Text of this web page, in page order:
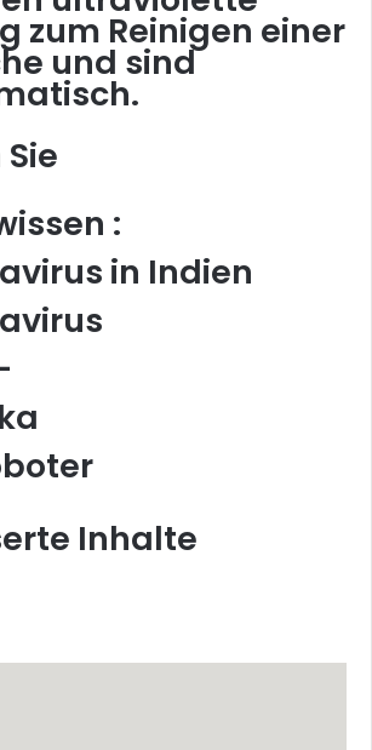
zum Reinigen einer
und sind
:
in Indien
Inhalte